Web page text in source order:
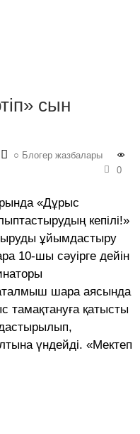
сын
○ Блогер жазбалары
0
«Дұрыс
кепілі!»
ұйымдастыру
10-шы сәуірге дейін
шара аясында
тамақтануға қатысты
үндейді. «Мектеп